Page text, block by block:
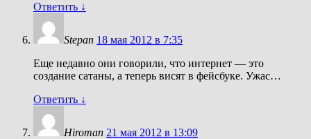
Ответить ↓
Stepan 18 мая 2012 в 7:35
Еще недавно они говорили, что интернет — это
создание сатаны, а теперь висят в фейсбуке. Ужас…
Ответить ↓
Hiroman 21 мая 2012 в 13:09